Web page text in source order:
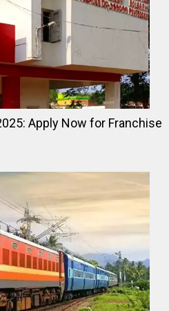
Apply Now for Franchise